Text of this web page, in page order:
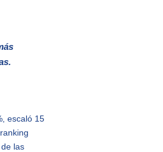
escaló 15
las